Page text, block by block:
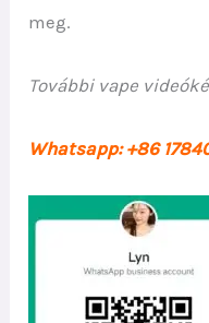
meg.
További vape
Whatsapp: +86